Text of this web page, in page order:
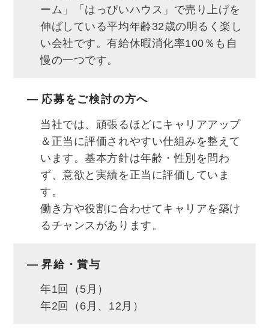
ーム」「はっぴいハウス」で売り上げを
伸ばしている平均年齢32歳の明るく楽し
い会社です。有給休暇消化率100％も自
慢の一つです。
応募をご検討の方へ
当社では、頑張るほどにキャリアアップ
＆正当に評価されやすい仕組みを整えて
います。基本方針は年齢・性別を問わ
ず、意欲と実績を正当に評価していま
す。
働き方や役割に合わせてキャリアを築け
るチャンスがあります。
昇給・賞与
年1回（5月）
年2回（6月、12月）